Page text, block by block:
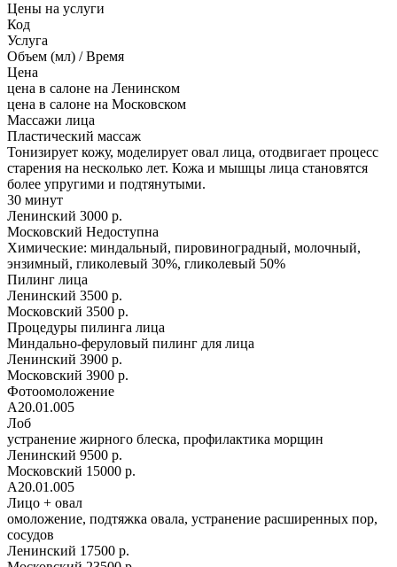
Цены на услуги
Код
Услуга
Объем (мл) / Время
Цена
цена в салоне на Ленинском
цена в салоне на Московском
Массажи лица
Пластический массаж
Тонизирует кожу, моделирует овал лица, отодвигает процесс
старения на несколько лет. Кожа и мышцы лица становятся
более упругими и подтянутыми.
30 минут
Ленинский 3000 р.
Московский Недоступна
Химические: миндальный, пировиноградный, молочный,
энзимный, гликолевый 30%, гликолевый 50%
Пилинг лица
Ленинский 3500 р.
Московский 3500 р.
Процедуры пилинга лица
Миндально-феруловый пилинг для лица
Ленинский 3900 р.
Московский 3900 р.
Фотоомоложение
A20.01.005
Лоб
устранение жирного блеска, профилактика морщин
Ленинский 9500 р.
Московский 15000 р.
A20.01.005
Лицо + овал
омоложение, подтяжка овала, устранение расширенных пор,
сосудов
Ленинский 17500 р.